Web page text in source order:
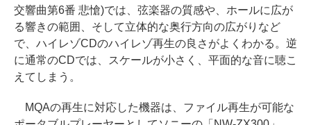
交響曲第6番 悲愴)では、弦楽器の質感や、ホールに広が
る響きの範囲、そして立体的な奥行方向の広がりなど
で、ハイレゾCDのハイレゾ再生の良さがよくわかる。逆
に通常のCDでは、スケールが小さく、平面的な音に聴こ
えてしまう。
MQAの再生に対応した機器は、ファイル再生が可能な